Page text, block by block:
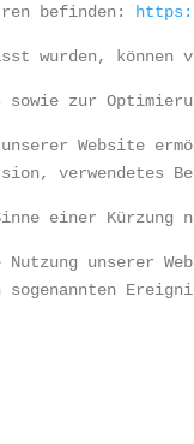
befinden:
wurden,
zur
Website
einer
unserer
sogenannten